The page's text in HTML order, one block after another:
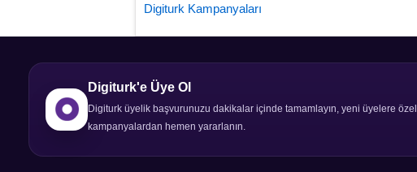
Digiturk Kampanyaları
Digiturk'e Üye Ol
Digiturk üyelik başvurunuzu dakikalar içinde tamamlayın, yeni üyelere özel
kampanyalardan hemen yararlanın.